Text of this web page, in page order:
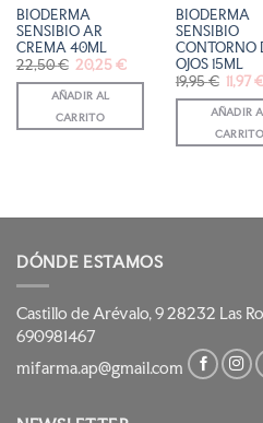
BIODERMA
SENSIBIO AR
CREMA 40ML
22,50€ El
precio
original
era:
22,50 €.
20,25€El
actual
AÑADIR AL
CARRITO
BIODERMA
SENSIBIO
CONTORNO
OJOS 15ML
19,95€ El
precio
era:
19,95 €.
11,97
AÑADIR
CARRITO
DÓNDE ESTAMOS
Castillo de Arévalo, 9 28232 Las
690981467
mifarma.ap@gmail.com